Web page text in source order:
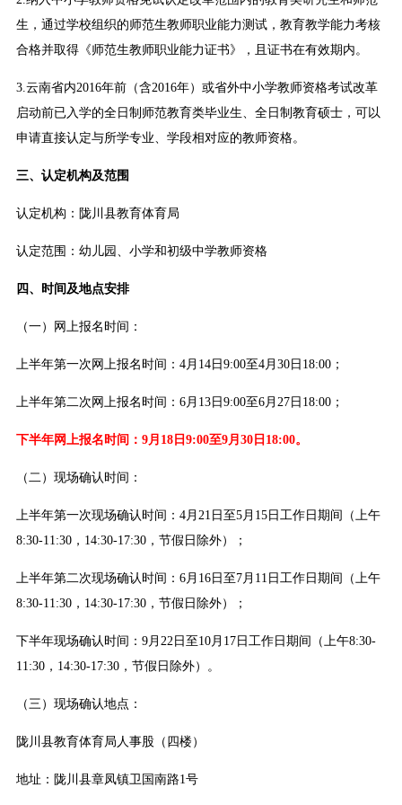
生，通过学校组织的师范生教师职业能力测试，教育教学能力考核
合格并取得《师范生教师职业能力证书》，且证书在有效期内。
3.云南省内2016年前（含2016年）或省外中小学教师资格考试改革
启动前已入学的全日制师范教育类毕业生、全日制教育硕士，可以
申请直接认定与所学专业、学段相对应的教师资格。
三、认定机构及范围
认定机构：陇川县教育体育局
认定范围：幼儿园、小学和初级中学教师资格
四、时间及地点安排
（一）网上报名时间：
上半年第一次网上报名时间：4月14日9:00至4月30日18:00；
上半年第二次网上报名时间：6月13日9:00至6月27日18:00；
下半年网上报名时间：9月18日9:00至9月30日18:00。
（二）现场确认时间：
上半年第一次现场确认时间：4月21日至5月15日工作日期间（上午
8:30-11:30，14:30-17:30，节假日除外）；
上半年第二次现场确认时间：6月16日至7月11日工作日期间（上午
8:30-11:30，14:30-17:30，节假日除外）；
下半年现场确认时间：9月22日至10月17日工作日期间（上午8:30-
11:30，14:30-17:30，节假日除外）。
（三）现场确认地点：
陇川县教育体育局人事股（四楼）
地址：陇川县章凤镇卫国南路1号